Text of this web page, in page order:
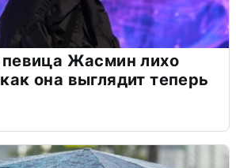
Жасмин лихо
она выглядит теперь